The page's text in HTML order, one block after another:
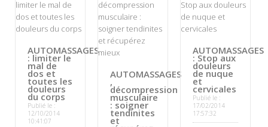
AUTOMASSAGES
: limiter le
mal de
dos et
toutes les
douleurs
du corps
Publié le :
12/10/2014
10:41:07
AUTOMASSAGES
,
décompression
musculaire
: soigner
tendinites
et
AUTOMASSAGES
: Stop aux
douleurs
de nuque
et
cervicales
Publié le :
17/02/2014
17:57:32